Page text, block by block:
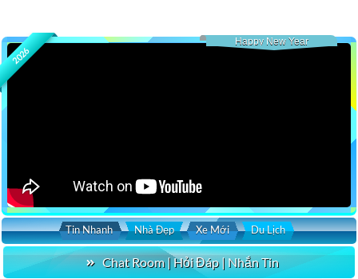
2026
Happy New Year
Tin Nhanh Nhà Đẹp Xe Mới Du Lịch
Chat Room | Hỏi Đáp | Nhắn Tin